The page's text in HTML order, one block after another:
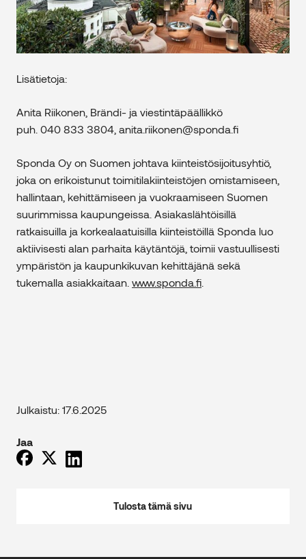
Lisätietoja:
Anita Riikonen, Brändi- ja viestintäpäällikkö
puh. 040 833 3804, anita.riikonen@sponda.fi
Sponda Oy on Suomen johtava kiinteistösijoitusyhtiö,
joka on erikoistunut toimitilakiinteistöjen omistamiseen,
hallintaan, kehittämiseen ja vuokraamiseen Suomen
suurimmissa kaupungeissa. Asiakaslähtöisillä
ratkaisuilla ja korkealaatuisilla kiinteistöillä Sponda luo
aktiivisesti alan parhaita käytäntöjä, toimii vastuullisesti
ympäristön ja kaupunkikuvan kehittäjänä sekä
tukemalla asiakkaitaan. www.sponda.fi
Julkaistu: 17.6.2025
Jaa
Tulosta tämä sivu